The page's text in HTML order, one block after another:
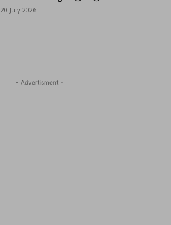
20 July 2026
- Advertisment -